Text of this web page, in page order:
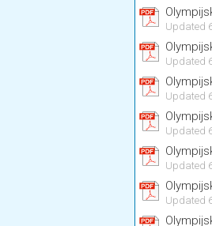
Updated
Updated
Updated
Updated
Updated
Updated